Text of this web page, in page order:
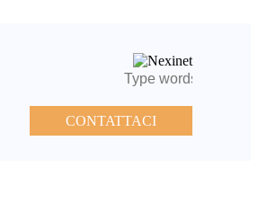
CONTATTACI